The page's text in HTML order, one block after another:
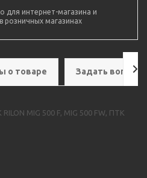
для интернет-магазина и
розничных магазинах
о товаре Задать вопрос
MIG 500 F, MIG 500 FW, ПТК